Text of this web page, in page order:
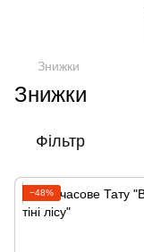
Знижки
Знижки
Фільтр
−48%